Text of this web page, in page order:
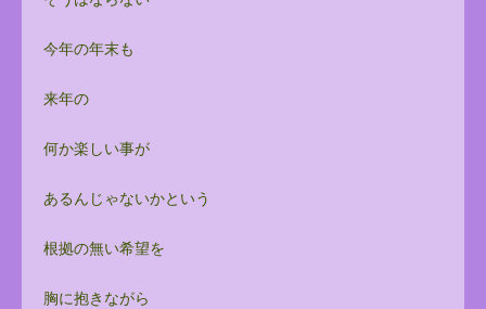
今年の年末も
来年の
何か楽しい事が
あるんじゃないかという
根拠の無い希望を
胸に抱きながら